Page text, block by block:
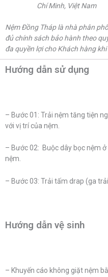
Chí Minh, Việt Nam
Nệm Đồng Tháp là nhà phân
đủ chính sách bảo hành theo
đa quyền lợi cho Khách hàng
Hướng dẫn sử dụng
– Bước 01: Trải nệm tăng tiện
với vị trí của nệm.
– Bước 02: Buộc dây bọc nệm
nệm.
– Bước 03: Trải tấm drap (ga
Hướng dẫn vệ sinh
– Khuyến cáo không giặt nệm